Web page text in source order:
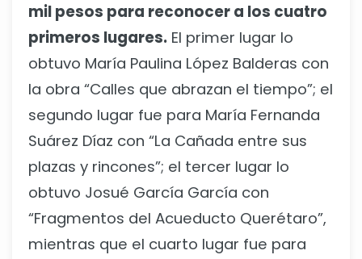
mil pesos para reconocer a los cuatro
primeros lugares. El primer lugar lo
obtuvo María Paulina López Balderas con
la obra “Calles que abrazan el tiempo”; el
segundo lugar fue para María Fernanda
Suárez Díaz con “La Cañada entre sus
plazas y rincones”; el tercer lugar lo
obtuvo Josué García García con
“Fragmentos del Acueducto Querétaro”,
mientras que el cuarto lugar fue para